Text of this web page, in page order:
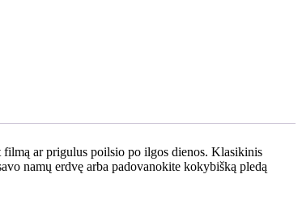
ar prigulus poilsio po ilgos dienos. Klasikinis
namų erdvę arba padovanokite kokybišką pledą